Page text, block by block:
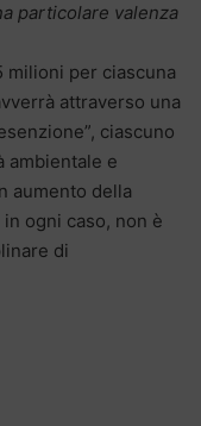
particolare valenza
milioni per ciascuna
attraverso una
ciascuno
ambientale e
aumento della
ogni caso, non è
di